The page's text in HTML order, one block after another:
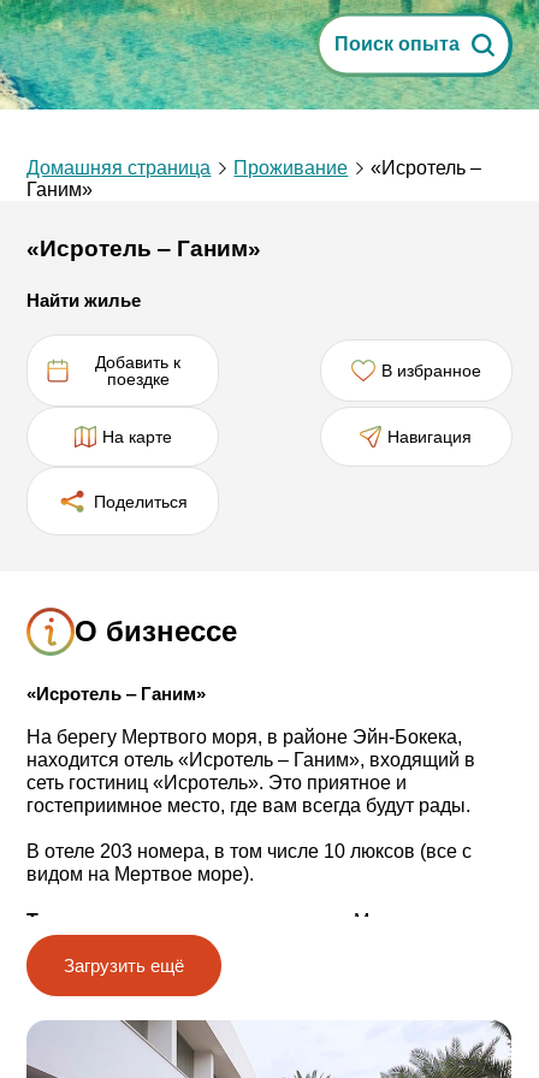
Поиск опыта
Домашняя страница Проживание
«Исротель ‒
Ганим»
«Исротель ‒ Ганим»
Найти жилье
Добавить к
поездке
В избранное
На карте Навигация
Поделиться
О бизнессе
«Исротель ‒ Ганим»
На берегу Мертвого моря, в районе Эйн-Бокека,
находится отель «Исротель ‒ Ганим», входящий в
сеть гостиниц «Исротель». Это приятное и
гостеприимное место, где вам всегда будут рады.
В отеле 203 номера, в том числе 10 люксов (все с
видом на Мертвое море).
Типы номеров:
номера с видом на Мертвое море и
на бассейн, номера категории Deluxe, номера-студии,
номера с верандой и большие семейные номера.
Гостиничный ресторан
предлагает
Загрузить ещё